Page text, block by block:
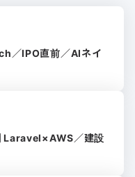
／IPO直前／AIネイ
Laravel×AWS／建設